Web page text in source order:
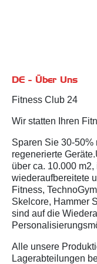
DE - Über Uns
Fitness Club 24
Wir statten Ihren
Sparen Sie 30-50%
regenerierte
über ca. 10.000
wiederaufbereitete
Fitness,
Skelcore, Hammer
sind auf die
Alle unsere
Lagerabteilungen